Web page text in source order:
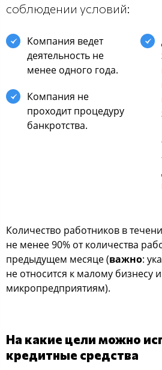
соблюдении условий:
Компания ведет
деятельность не
менее одного года.
Компания не
проходит процедуру
банкротства.
Количество работников в
не менее 90% от количества
предыдущем месяце (важно:
не относится к малому бизнесу и
микропредприятиям).
На какие цели можно
кредитные средства